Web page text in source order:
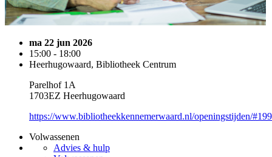
ma 22 jun 2026
15:00 - 18:00
Heerhugowaard, Bibliotheek Centrum
Parelhof 1A
1703EZ Heerhugowaard
https://www.bibliotheekkennemerwaard.nl/openingstijden/
Volwassenen
Advies & hulp